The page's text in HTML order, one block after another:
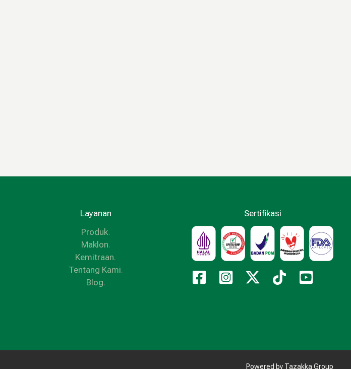
Layanan
Produk.
Maklon.
Kemitraan.
Tentang Kami.
Blog.
Sertifikasi
Powered by Tazakka Group